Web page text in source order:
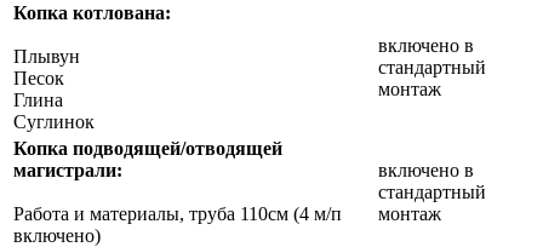
Копка котлована:
Плывун
Песок
Глина
Суглинок
включено в
стандартный
монтаж
Копка подводящей/отводящей
магистрали:
Работа и материалы, труба 110см (4 м/п
включено)
включено в
стандартный
монтаж